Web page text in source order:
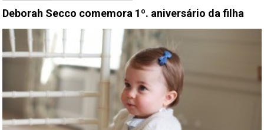
Deborah Secco comemora 1º. aniversário da filha